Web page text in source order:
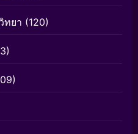
ทยา (120)